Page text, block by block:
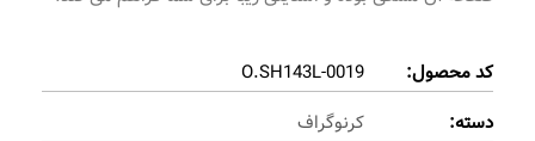
کد محصول:
O.SH143L-0019
دسته:
کرنوگراف